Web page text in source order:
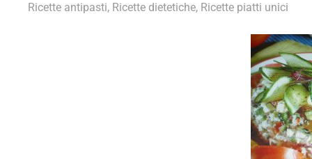
12 Novembre 2013
admin
Ricette antipasti, Ricette dietetiche, Ricette piatti unici